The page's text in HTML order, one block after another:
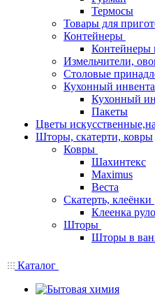
Термосы
Товары для
Контейнеры
Контейнеры
Измельчители,
Столовые
Кухонный
Кухонный
Пакеты
Цветы
Шторы, скатерти, ковры
Ковры
Шахинтекс
Maximus
Веста
Скатерть, клеёнки
Клеенка
Шторы
Шторы в
Каталог